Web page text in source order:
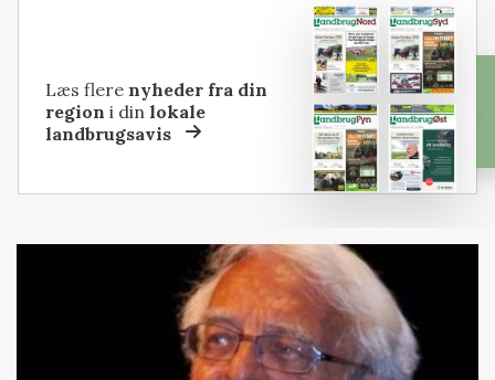
Læs flere nyheder fra din
region i dinlokale
landbrugsavis